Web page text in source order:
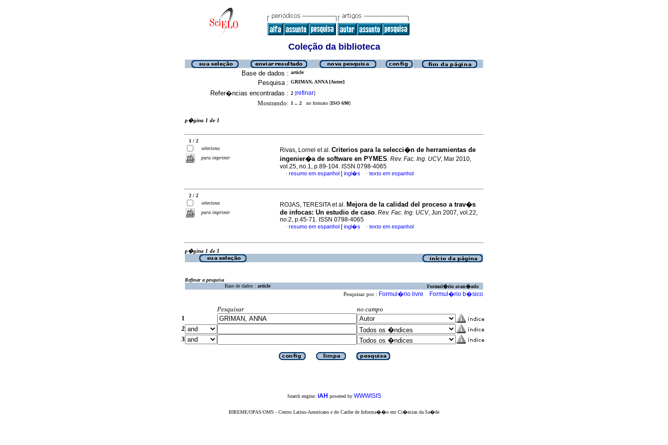
Coleção da biblioteca
Base de dados : article
Pesquisa : GRIMAN, ANNA [Autor]
Refer�ncias encontradas : 2 [refinar]
Mostrando: 1 .. 2 no formato [ISO 690]
p�gina 1 de 1
1 / 2
seleciona
para imprimir
Rivas, Lornel et al. Criterios para la selecci�n de herramientas de
ingenier�a de software en PYMES. Rev. Fac. Ing. UCV, Mar 2010,
vol.25, no.1, p.89-104. ISSN 0798-4065
· resumo em espanhol ingl�s · texto em espanhol
2 / 2
seleciona
para imprimir
ROJAS, TERESITA et al. Mejora de la calidad del proceso a trav�s
de infocas: Un estudio de caso. Rev. Fac. Ing. UCV, Jun 2007, vol.22,
no.2, p.45-71. ISSN 0798-4065
· resumo em espanhol ingl�s · texto em espanhol
p�gina 1 de 1
Refinar a pesquisa
Base de dados : article Formul�rio avan�ado
Pesquisar por : Formul�rio livre Formul�rio b�sico
Pesquisar
no campo
1
2
3
Search engine: iAH powered by WWWISIS
BIREME/OPAS/OMS - Centro Latino-Americano e do Caribe de Informa��o em Ci�ncias da Sa�de